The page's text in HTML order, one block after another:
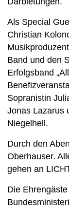
Als Special
Christian
Band und den
Erfolgsband
Sopranistin
Jonas Lazarus
Niegelhell.
Durch den
Oberhauser.
gehen an
Die